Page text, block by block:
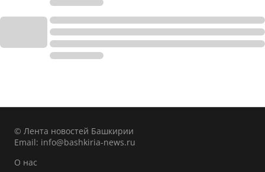
© Лента новостей Башкирии
Email: info@bashkiria-news.ru
О нас